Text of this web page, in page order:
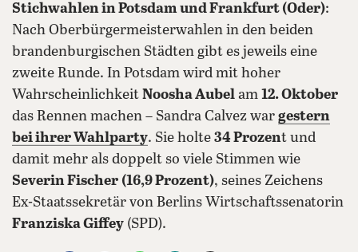
Stichwahlen in Potsdam und Frankfurt (Oder):
Nach Oberbürgermeisterwahlen in den beiden
brandenburgischen Städten gibt es jeweils eine
zweite Runde. In Potsdam wird mit hoher
Wahrscheinlichkeit Noosha Aubel am 12. Oktober
das Rennen machen – Sandra Calvez war gestern
bei ihrer Wahlparty. Sie holte 34 Prozent und
damit mehr als doppelt so viele Stimmen wie
Severin Fischer (16,9 Prozent), seines Zeichens
Ex-Staatssekretär von Berlins Wirtschaftssenatorin
Franziska Giffey (SPD).